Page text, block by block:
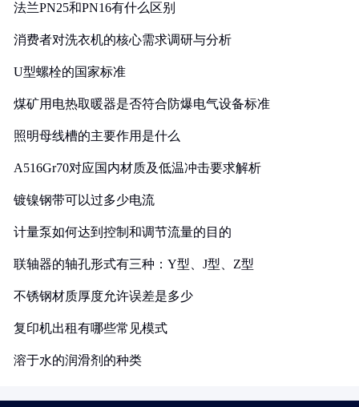
法兰PN25和PN16有什么区别
消费者对洗衣机的核心需求调研与分析
U型螺栓的国家标准
煤矿用电热取暖器是否符合防爆电气设备标准
照明母线槽的主要作用是什么
A516Gr70对应国内材质及低温冲击要求解析
镀镍钢带可以过多少电流
计量泵如何达到控制和调节流量的目的
联轴器的轴孔形式有三种：Y型、J型、Z型
不锈钢材质厚度允许误差是多少
复印机出租有哪些常见模式
溶于水的润滑剂的种类